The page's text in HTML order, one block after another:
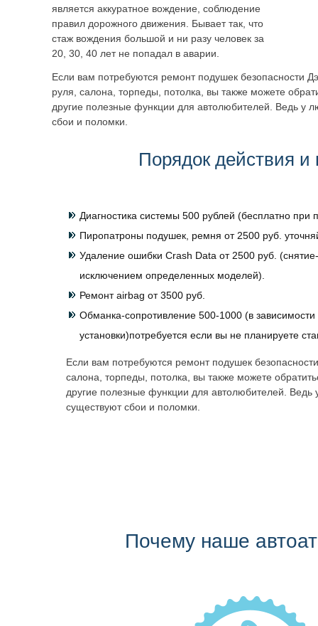
является аккуратное вождение, соблюдение
правил дорожного движения. Бывает так, что
стаж вождения большой и ни разу человек за
20, 30, 40 лет не попадал в аварии.
Если вам потребуются ремонт подушек безопасности
руля, салона, торпеды, потолка, вы также можете
другие полезные функции для автолюбителей. Ведь у
сбои и поломки.
Порядок действия и
Диагностика системы 500 рублей (бесплатно при
Пиропатроны подушек, ремня от 2500 руб.
Удаление ошибки Crash Data от 2500 руб. (снятие-
исключением определенных моделей).
Ремонт airbag от 3500 руб.
Обманка-сопротивление 500-1000 (в зависимости
установки)потребуется если вы не планируете
Если вам потребуются ремонт подушек
салона, торпеды, потолка, вы также можете
другие полезные функции для автолюбителей. Ведь
существуют сбои и поломки.
Почему наше